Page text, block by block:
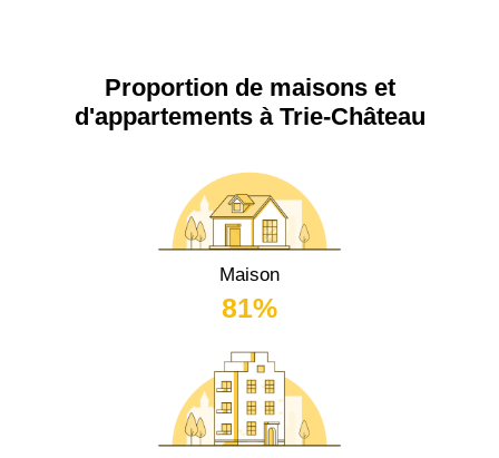
Proportion de maisons et
d'appartements à Trie-Château
Maison
81%